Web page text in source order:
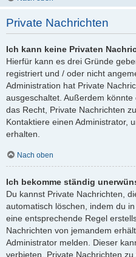
Private Nachrichten
Ich kann keine Privaten
Hierfür kann es drei Gründe
registriert und / oder nicht
Administration hat Private
ausgeschaltet. Außerdem
das Recht, Private Nachrichten
Kontaktiere einen Administrator,
erhalten.
Nach oben
Ich bekomme ständig
Du kannst Private Nachrichten,
automatisch löschen, indem du
eine entsprechende Regel
Nachrichten von jemandem
Administrator melden. Dieser
verbieten, Private Nachrichten zu